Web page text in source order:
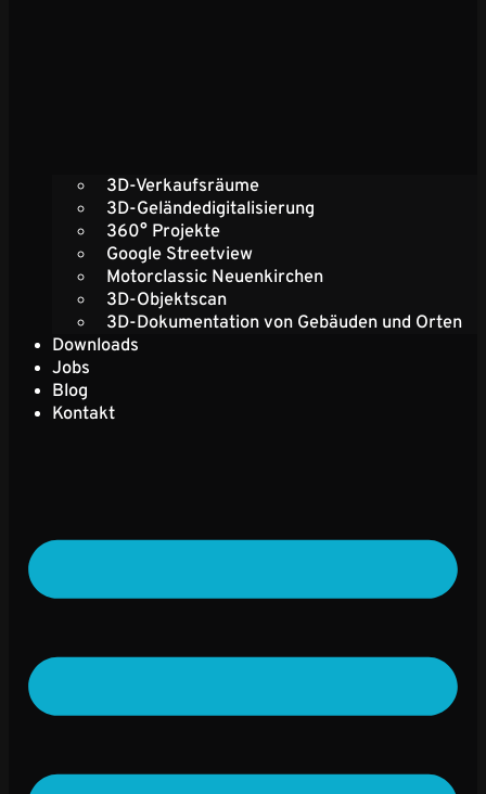
3D-Verkaufsräume
3D-Geländedigitalisierung
360° Projekte
Google Streetview
Motorclassic Neuenkirchen
3D-Objektscan
3D-Dokumentation von Gebäuden und Orten
Downloads
Jobs
Blog
Kontakt